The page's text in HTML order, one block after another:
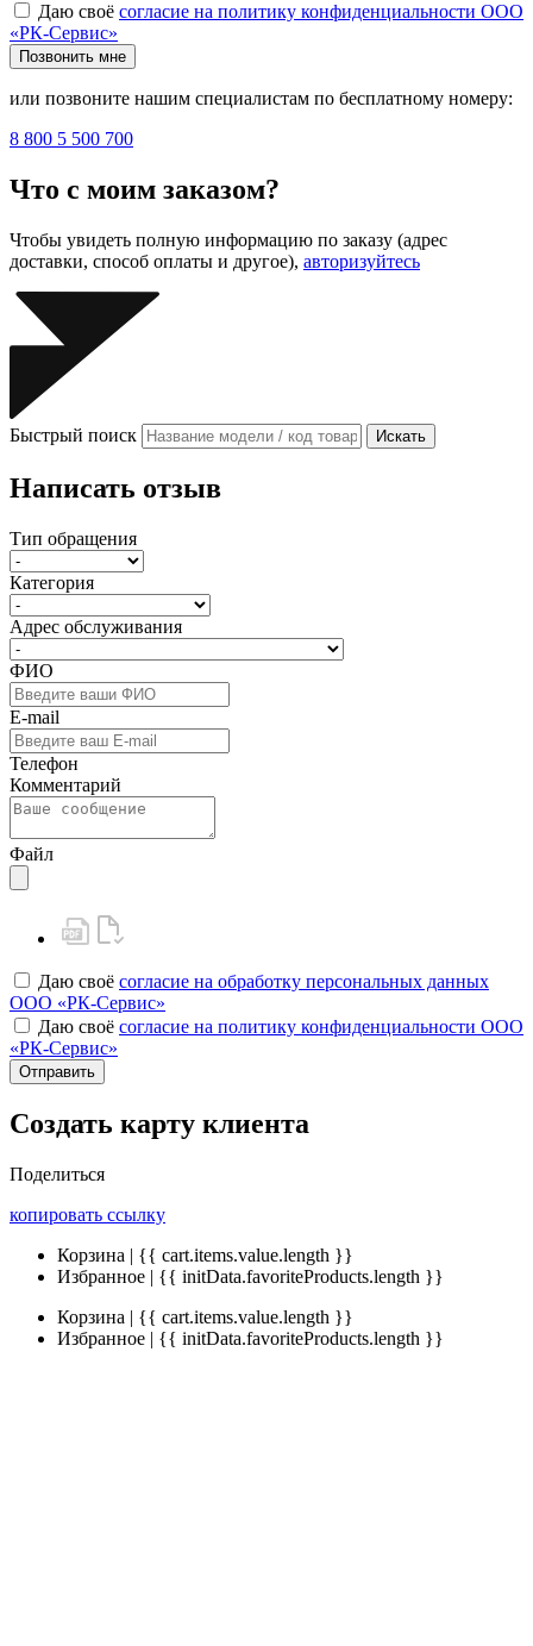
Даю своё согласие на политику конфиденциальности ООО
«РК-Сервис»
Позвонить мне
или позвоните нашим специалистам по бесплатному номеру:
8 800 5 500 700
Что с моим заказом?
Чтобы увидеть полную информацию по заказу (адрес
доставки, способ оплаты и другое), авторизуйтесь
Быстрый поиск Искать
Написать отзыв
Тип обращения
Категория
Адрес обслуживания
ФИО
E-mail
Телефон
Комментарий
Файл
Даю своё согласие на обработку персональных данных
ООО «РК-Сервис»
Даю своё согласие на политику конфиденциальности ООО
«РК-Сервис»
Отправить
Создать карту клиента
Поделиться
копировать ссылку
Корзина | {{ cart.items.value.length }}
Избранное | {{ initData.favoriteProducts.length }}
Корзина | {{ cart.items.value.length }}
Избранное | {{ initData.favoriteProducts.length }}